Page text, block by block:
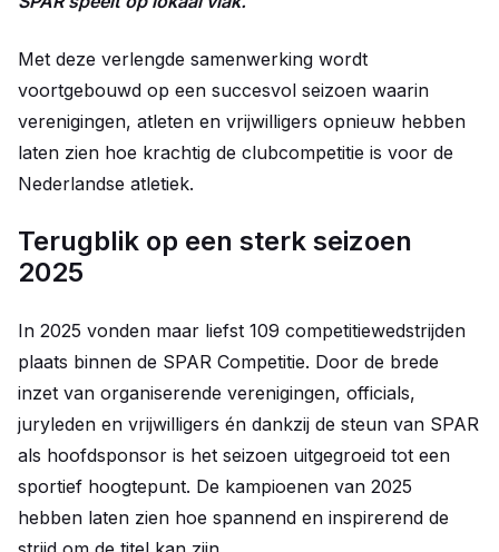
Met deze verlengde samenwerking wordt
voortgebouwd op een succesvol seizoen waarin
verenigingen, atleten en vrijwilligers opnieuw hebben
laten zien hoe krachtig de clubcompetitie is voor de
Nederlandse atletiek.
Terugblik op een sterk seizoen
2025
In 2025 vonden maar liefst 109 competitiewedstrijden
plaats binnen de SPAR Competitie. Door de brede
inzet van organiserende verenigingen, officials,
juryleden en vrijwilligers én dankzij de steun van SPAR
als hoofdsponsor is het seizoen uitgegroeid tot een
sportief hoogtepunt. De kampioenen van 2025
hebben laten zien hoe spannend en inspirerend de